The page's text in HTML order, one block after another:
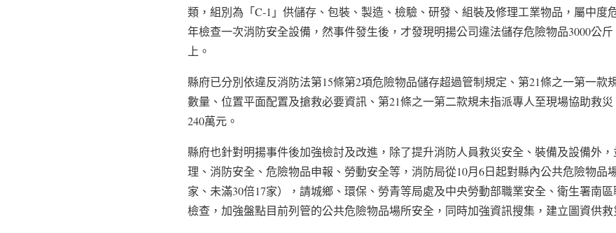
類，組別為「C-1」供儲存、包裝、製造、檢驗、研發、組裝及修理工業物品，屬中度
年檢查一次消防安全設備，然事件發生後，才發現明揚公司違法儲存危險物品3000公
上。
縣府已分別依違反消防法第15條第2項危險物品儲存超過管制規定、第21條之一第一款
數量、位置平面配置及搶救必要資訊、第21條之一第二款規未指派專人至現場協助救
240萬元。
縣府也針對明揚事件後加強檢討及改進，除了提升消防人員救災安全、裝備及設備外
理、消防安全、危險物品申報、勞動安全等，消防局從10月6日起對縣內公共危險物品
家、未滿30倍17家），請城鄉、環保、勞青等局處及中央勞動部職業安全、衛生署南
檢查，加強盤點目前列管的公共危險物品場所安全，同時加強資訊搜集，建立圖資供救